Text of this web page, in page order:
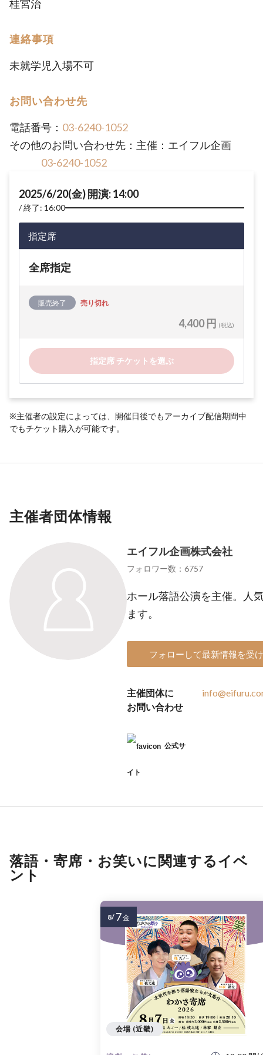
桂宮治
連絡事項
未就学児入場不可
お問い合わせ先
電話番号： 03-6240-1052
その他のお問い合わせ先：主催：エイフル企画
03-6240-1052
2025/6/20(金) 開演: 14:00
終了: 16:00
指定席
全席指定
販売終了 売り切れ
4,400 円 (税込)
指定席 チケットを選ぶ
※主催者の設定によっては、開催日後でもアーカイブ配信期間中
でもチケット購入が可能です。
主催者団体情報
エイフル企画株式会社
フォロワー数：6757
ホール落語公演を主催。人
ます。
フォローして最新情報を受
主催団体に
お問い合わせ
公式サ
イト
落語・寄席・お笑いに関連するイベ
ント
会場 (近畿)
8/ 7金